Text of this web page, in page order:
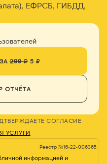
ЕФРСБ, ГИБДД,
299 ₽5 ₽
ОТЧЁТА
СОГЛАСИЕ
УСЛУГИ
Реестр №16-22-006365
информацией и